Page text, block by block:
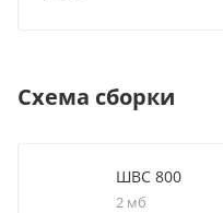
Схема сборки
ШВС 800
2 мб